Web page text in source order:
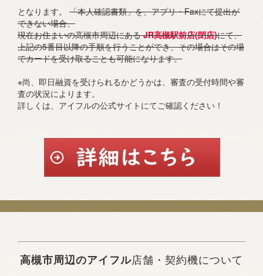
となります。 「本人確認書類」を、アプリ・Faxにて提出が
できない場合、
現在お住まいの高槻市周辺にあるJR高槻駅前店(閉店)にて、
上記の5番目以降の手順を行うことができ、その場合はその場
でカードを受け取ることも可能になります。
※尚、即日融資を受けられるかどうかは、審査の受付時間や審
査の状況によります。
詳しくは、アイフルの公式サイトにてご確認ください！
高槻市周辺のアイフル店舗・契約機について